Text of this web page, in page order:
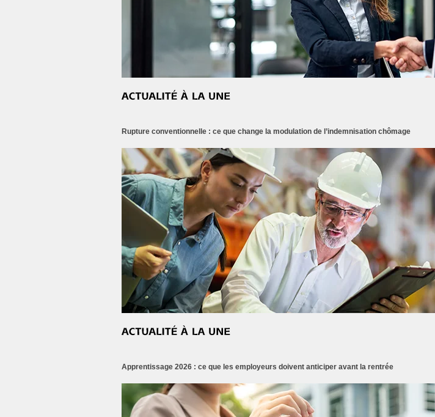
Rupture conventionnelle : ce que change la modulation de l’indemnisation chômage
Apprentissage 2026 : ce que les employeurs doivent anticiper avant la rentrée